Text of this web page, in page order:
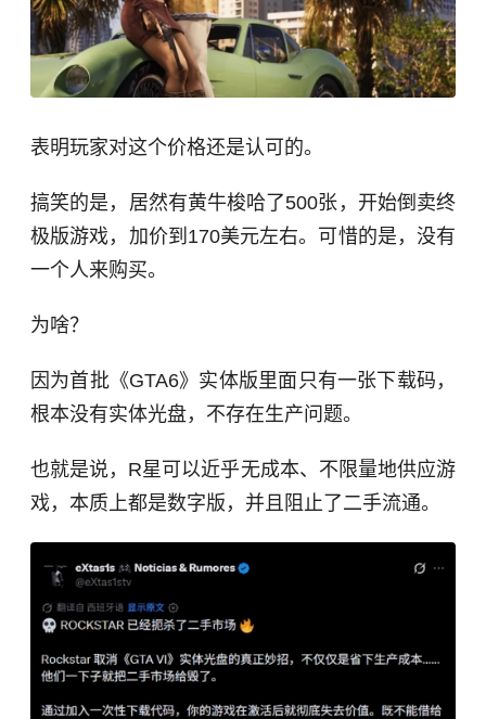
表明玩家对这个价格还是认可的。
搞笑的是，居然有黄牛梭哈了500张，开始倒卖终
极版游戏，加价到170美元左右。可惜的是，没有
一个人来购买。
为啥？
因为首批《GTA6》实体版里面只有一张下载码，
根本没有实体光盘，不存在生产问题。
也就是说，R星可以近乎无成本、不限量地供应游
戏，本质上都是数字版，并且阻止了二手流通。